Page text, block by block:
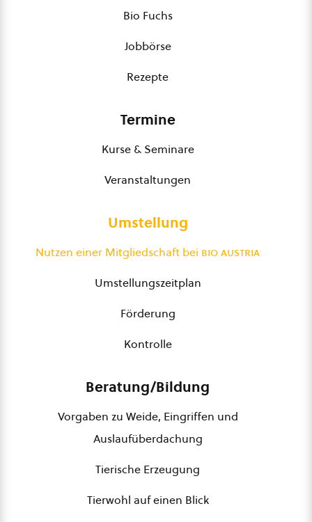
Bio Fuchs
Jobbörse
Rezepte
Termine
Kurse & Seminare
Veranstaltungen
Umstellung
Nutzen einer Mitgliedschaft bei bio austria
Umstellungszeitplan
Förderung
Kontrolle
Beratung/Bildung
Vorgaben zu Weide, Eingriffen und
Auslaufüberdachung
Tierische Erzeugung
Tierwohl auf einen Blick